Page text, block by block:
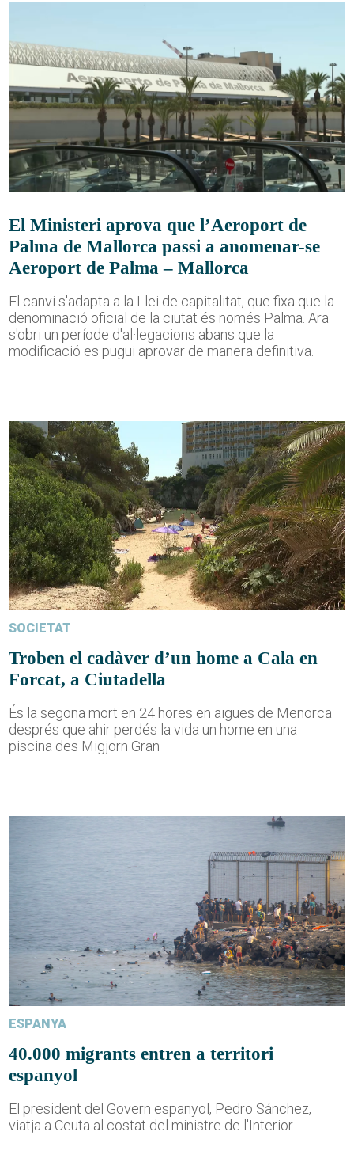
El Ministeri aprova que l’Aeroport de
Palma de Mallorca passi a anomenar-se
Aeroport de Palma – Mallorca
El canvi s'adapta a la Llei de capitalitat, que fixa que la
denominació oficial de la ciutat és només Palma. Ara
s'obri un període d'al·legacions abans que la
modificació es pugui aprovar de manera definitiva.
SOCIETAT
Troben el cadàver d’un home a Cala en
Forcat, a Ciutadella
És la segona mort en 24 hores en aigües de Menorca
després que ahir perdés la vida un home en una
piscina des Migjorn Gran
ESPANYA
40.000 migrants entren a territori
espanyol
El president del Govern espanyol, Pedro Sánchez,
viatja a Ceuta al costat del ministre de l'Interior